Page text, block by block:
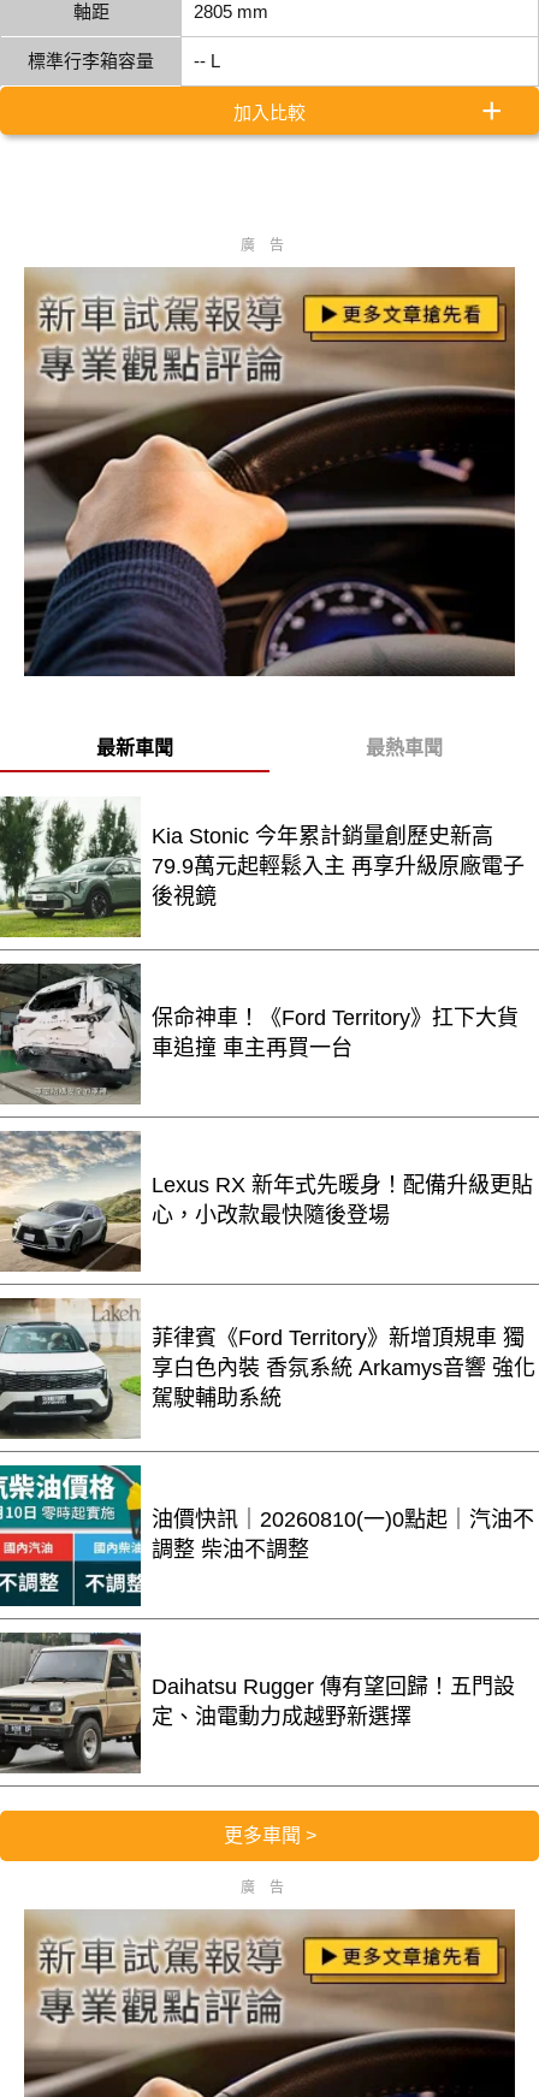
軸距 2805 mm
標準行李箱容量 -- L
加入比較
廣告
最新車聞 最熱車聞
Kia Stonic 今年累計銷量創歷史新高
79.9萬元起輕鬆入主 再享升級原廠電子
後視鏡
保命神車！《Ford Territory》扛下大貨
車追撞 車主再買一台
Lexus RX 新年式先暖身！配備升級更貼
心，小改款最快隨後登場
菲律賓《Ford Territory》新增頂規車 獨
享白色內裝 香氛系統 Arkamys音響 強化
駕駛輔助系統
油價快訊｜20260810(一)0點起｜汽油不
調整 柴油不調整
Daihatsu Rugger 傳有望回歸！五門設
定、油電動力成越野新選擇
更多車聞 >
廣告